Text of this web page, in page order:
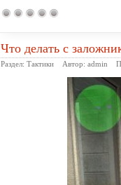
Что делать с
Раздел: Тактики Автор: admin